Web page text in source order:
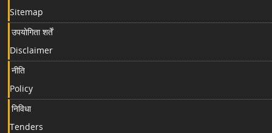
Sitemap
उपयोगिता शर्तें
Disclaimer
नीति
Policy
निविधा
Tenders